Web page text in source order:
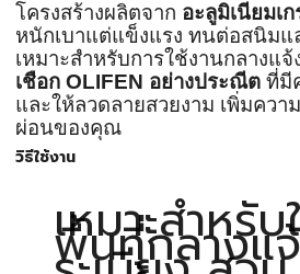
โครงสร้างผลิตจาก อะลูมิเนียมเ
หนักเบาแต่แข็งแรง ทนต่อสนิมแ
เหมาะสำหรับการใช้งานกลางแจ้
เชือก OLIFEN อย่างประณีต ที่มี
และให้ลวดลายสวยงาม เพิ่มคว
ผ่อนของคุณ
วิธีใช้งาน
เหมาะสำหรับ
พื้นที่กลางแ